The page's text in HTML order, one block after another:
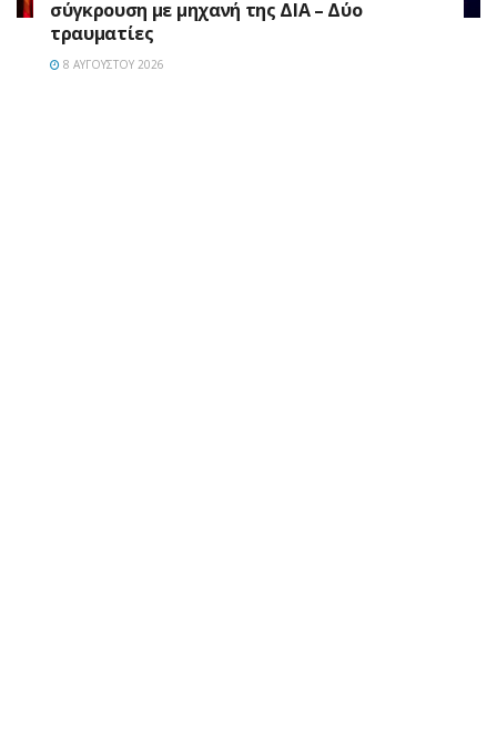
σύγκρουση με μηχανή της ΔΙΑ – Δύο
τραυματίες
8 ΑΥΓΟΎΣΤΟΥ 2026